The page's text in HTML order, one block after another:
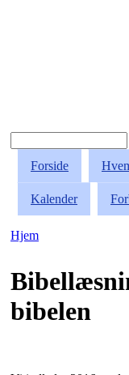
Søgefelt
Forside
Kalender
Hjem
bibelen